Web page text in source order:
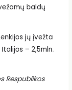
baldų
jų įvežta
Italijos – 2,5mln.
Respublikos